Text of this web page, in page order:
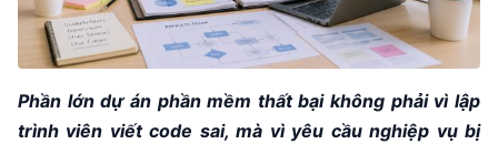
Phần lớn dự án phần mềm thất bại không phải vì lập
trình viên viết code sai, mà vì yêu cầu nghiệp vụ bị